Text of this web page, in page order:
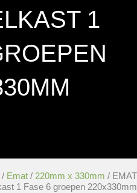
1
/ Emat / 220mm x 330mm / EMAT
1 Fase 6 groepen 220x330mm